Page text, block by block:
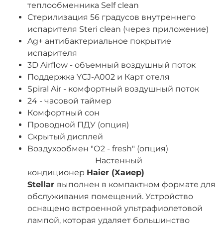
теплообменника Self clean
Стерилизация 56 градусов внутреннего
испарителя Steri clean (через приложение)
Ag+ антибактериальное покрытие
испарителя
3D Airflow - объемный воздушный поток
Поддержка YCJ-A002 и Карт отеля
Spiral Air - комфортный воздушный поток
24 - часовой таймер
Комфортный сон
Проводной ПДУ (опция)
Скрытый дисплей
Воздухообмен "О2 - fresh" (опция)
Настенный
кондиционер Haier (Хаиер)
Stellar выполнен в компактном формате для
обслуживания помещений. Устройство
оснащено встроенной ультрафиолетовой
лампой, которая удаляет большинство